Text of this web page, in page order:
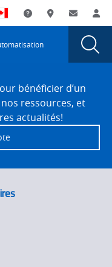
AssistanceOù acheter
bénéficier d’un
ressources, et
actualités!